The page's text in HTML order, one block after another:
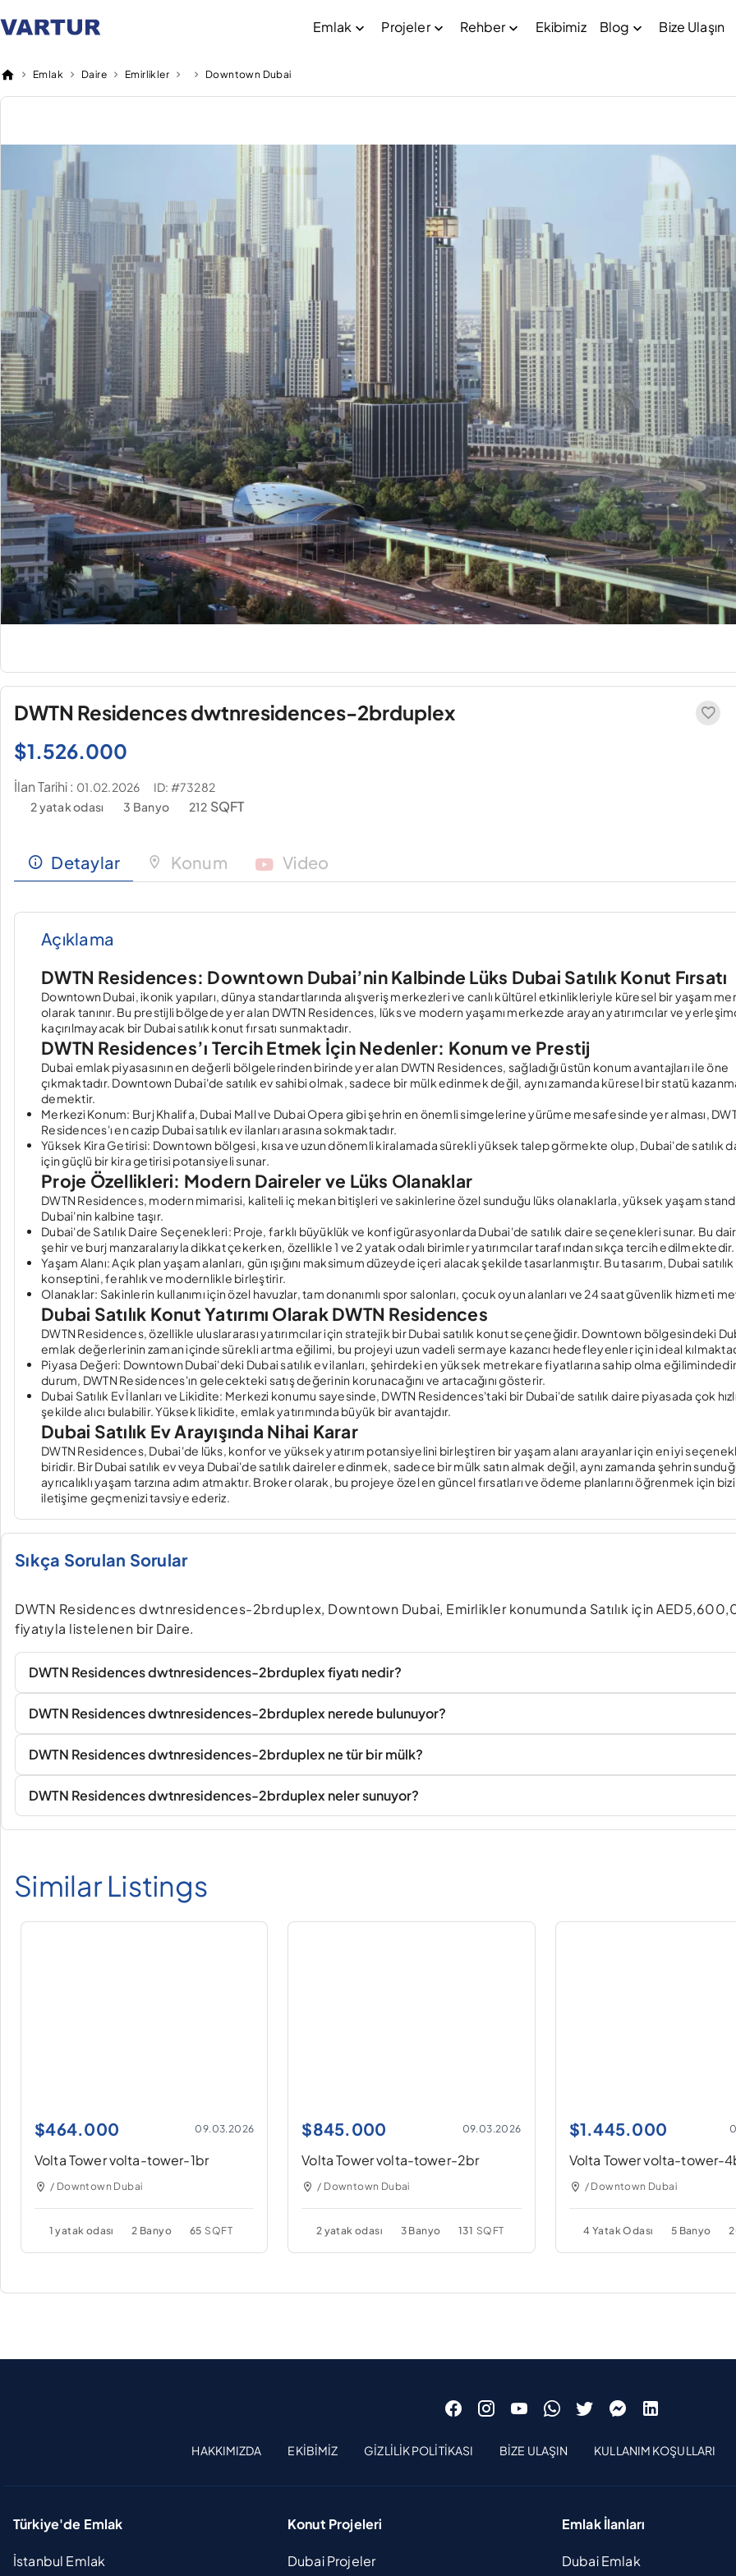
Emlak Projeler Rehber Ekibimiz Blog Bize Ulaşın
Emlak Daire Emirlikler Downtown Dubai
DWTN Residences dwtnresidences-2brduplex
$1.526.000
İlan Tarihi : 01.02.2026
ID: #73282
2 yatak odası
3 Banyo 212 SQFT
Detaylar Konum Video
Açıklama
DWTN Residences: Downtown Dubai’nin Kalbinde Lüks Dubai Satılık Konut Fırsatı
Downtown Dubai, ikonik yapıları, dünya standartlarında alışveriş merkezleri ve canlı kültürel etkinlikleriyle küresel bir yaşam
olarak tanınır. Bu prestijli bölgede yer alan DWTN Residences, lüks ve modern yaşamı merkezde arayan yatırımcılar ve
kaçırılmayacak bir Dubai satılık konut fırsatı sunmaktadır.
DWTN Residences’ı Tercih Etmek İçin Nedenler: Konum ve Prestij
Dubai emlak piyasasının en değerli bölgelerinden birinde yer alan DWTN Residences, sağladığı üstün konum avantajları ile öne
çıkmaktadır. Downtown Dubai'de satılık ev sahibi olmak, sadece bir mülk edinmek değil, aynı zamanda küresel bir statü
demektir.
Merkezi Konum: Burj Khalifa, Dubai Mall ve Dubai Opera gibi şehrin en önemli simgelerine yürüme mesafesinde yer alması,
Residences'ı en cazip Dubai satılık ev ilanlarıarasına sokmaktadır.
Yüksek Kira Getirisi: Downtown bölgesi, kısa ve uzun dönemli kiralamada sürekli yüksek talep görmekte olup, Dubai'de satılık
için güçlü bir kira getirisi potansiyeli sunar.
Proje Özellikleri: Modern Daireler ve Lüks Olanaklar
DWTN Residences, modern mimarisi, kaliteli iç mekan bitişleri ve sakinlerine özel sunduğu lüks olanaklarla, yüksek yaşam
Dubai'nin kalbine taşır.
Dubai'de Satılık Daire Seçenekleri: Proje, farklı büyüklük ve konfigürasyonlarda Dubai'de satılık daire seçenekleri sunar. Bu
şehir ve burj manzaralarıyla dikkat çekerken, özellikle 1 ve 2 yatak odalı birimler yatırımcılar tarafından sıkça tercih edilmektedir.
Yaşam Alanı: Açık plan yaşam alanları, gün ışığını maksimum düzeyde içeri alacak şekilde tasarlanmıştır. Bu tasarım, Dubai
konseptini, ferahlık ve modernlikle birleştirir.
Olanaklar: Sakinlerin kullanımı için özel havuzlar, tam donanımlı spor salonları, çocuk oyun alanları ve 24 saat güvenlik hizmeti
Dubai Satılık Konut Yatırımı Olarak DWTN Residences
DWTN Residences, özellikle uluslararası yatırımcılar için stratejik bir Dubai satılık konut seçeneğidir. Downtown bölgesindeki
emlak değerlerinin zaman içinde sürekli artma eğilimi, bu projeyi uzun vadeli sermaye kazancı hedefleyenler için ideal
Piyasa Değeri: Downtown Dubai'deki Dubai satılık ev ilanları, şehirdeki en yüksek metrekare fiyatlarına sahip olma
durum, DWTN Residences'ın gelecekteki satış değerinin korunacağını ve artacağını gösterir.
Dubai Satılık Ev İlanları ve Likidite: Merkezi konumu sayesinde, DWTN Residences'taki bir Dubai'de satılık daire piyasada çok
şekilde alıcı bulabilir. Yüksek likidite, emlak yatırımında büyük bir avantajdır.
Dubai Satılık Ev Arayışında Nihai Karar
DWTN Residences, Dubai'de lüks, konfor ve yüksek yatırım potansiyelini birleştiren bir yaşam alanı arayanlar için en iyi
biridir. Bir Dubai satılık ev veya Dubai'de satılık daireler edinmek, sadece bir mülk satın almak değil, aynı zamanda şehrin
ayrıcalıklı yaşam tarzına adım atmaktır. Broker olarak, bu projeye özel en güncel fırsatları ve ödeme planlarını öğrenmek için
iletişime geçmenizi tavsiye ederiz.
Sıkça Sorulan Sorular
DWTN Residences dwtnresidences-2brduplex, Downtown Dubai, Emirlikler konumunda Satılık için
fiyatıyla listelenen bir Daire.
DWTN Residences dwtnresidences-2brduplex fiyatı nedir?
DWTN Residences dwtnresidences-2brduplex nerede bulunuyor?
DWTN Residences dwtnresidences-2brduplex ne tür bir mülk?
DWTN Residences dwtnresidences-2brduplex neler sunuyor?
Similar Listings
$464.000 09.03.2026
Volta Tower volta-tower-1br
/ Downtown Dubai
1 yatak odası 2 Banyo 65 SQFT
$845.000 09.03.2026
Volta Tower volta-tower-2br
/ Downtown Dubai
2 yatak odası 3 Banyo 131 SQFT
$1.445.000
Volta Tower volta-tower-
/ Downtown Dubai
4 Yatak Odası 5 Banyo
HAKKIMIZDA EKIBIMIZ GIZLILIK POLITIKASI BIZE ULAŞIN KULLANIM KOŞULLARI
Türkiye'de Emlak
İstanbul Emlak
Konut Projeleri
Dubai Projeler
Emlak İlanları
Dubai Emlak